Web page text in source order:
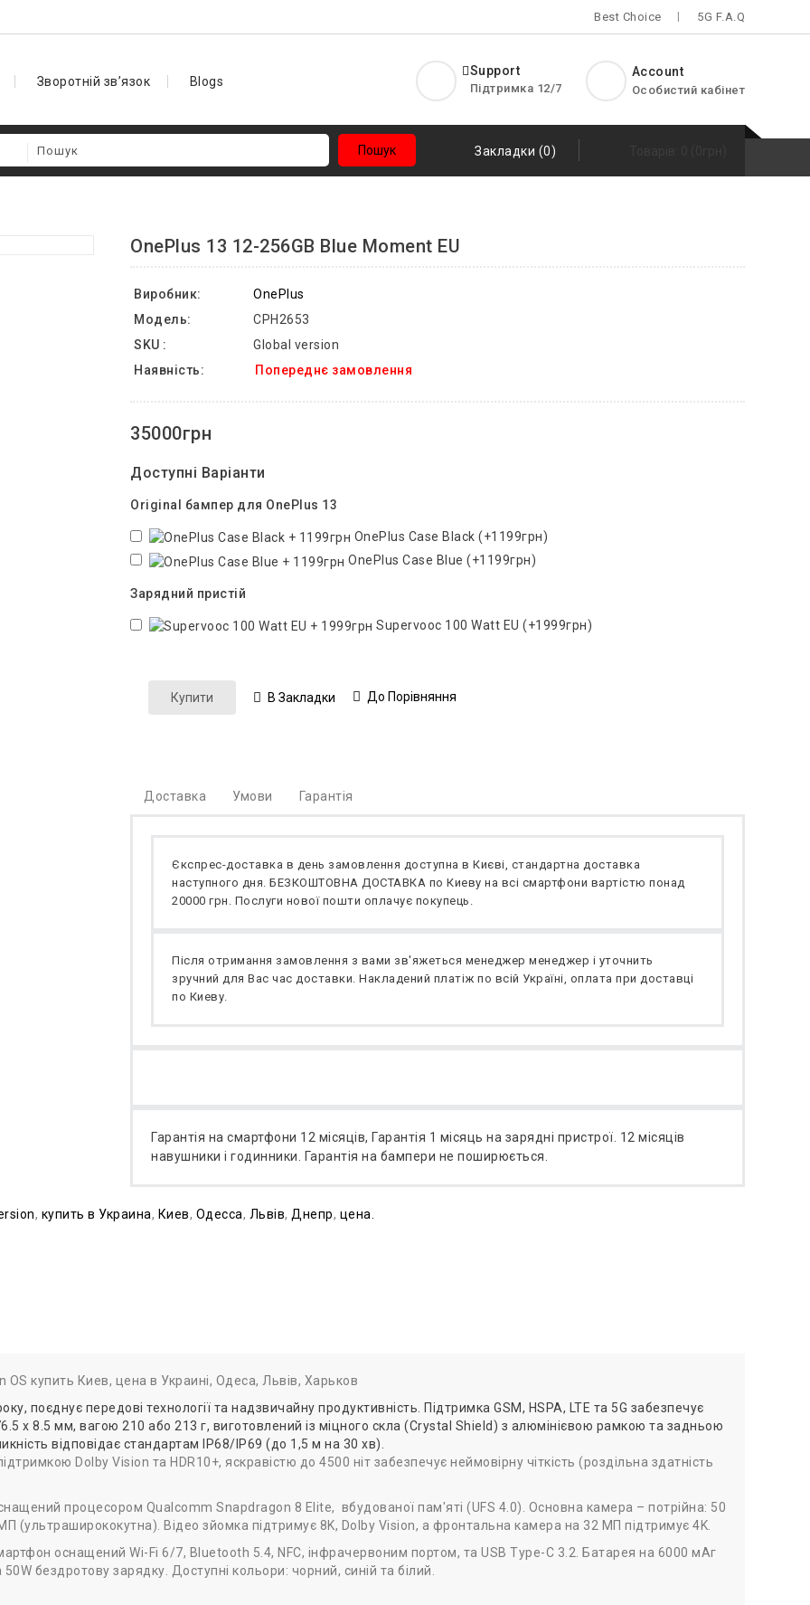
Best Choice 5G F.A.Q
Зворотній зв’язок Blogs
Account
Особистий кабінет
Support
Підтримка 12/7
Пошук Закладки (0)
OnePlus 13 12-256GB Blue Moment EU
Виробник:
OnePlus
Модель:
CPH2653
SKU :
Global version
Наявність:
Попереднє замовлення
35000грн
Доступні Варіанти
Original бампер для OnePlus 13
OnePlus Case Black (+1199грн)
OnePlus Case Blue (+1199грн)
Зарядний пристій
Supervooc 100 Watt EU (+1999грн)
Купити В Закладки До Порівняння
Доставка Умови Гарантія
Єкспрес-доставка в день замовлення доступна в Києві, стандартна доставка
наступного дня. БЕЗКОШТОВНА ДОСТАВКА по Киеву на всі смартфони вартістю понад
20000 грн. Послуги нової пошти оплачує покупець.
Після отримання замовлення з вами зв'яжеться менеджер менеджер і уточнить
зручний для Вас час доставки. Накладений платіж по всій Україні, оплата при доставці
по Киеву.
Гарантія на смартфони 12 місяців, Гарантія 1 місяць на зарядні пристрої. 12 місяців
навушники і годинники. Гарантія на бампери не поширюється.
, купить в Украина, Киев, Одесса, Львів, Днепр, цена.
купить Киев, цена в Украині, Одеса, Львів, Харьков
поєднує передові технології та надзвичайну продуктивність. Підтримка GSM, HSPA, LTE та 5G забезпечує
x 8.5 мм, вагою 210 або 213 г, виготовлений із міцного скла (Crystal Shield) з алюмінієвою рамкою та задньою
відповідає стандартам IP68/IP69 (до 1,5 м на 30 хв).
Dolby Vision та HDR10+, яскравістю до 4500 ніт забезпечує неймовірну чіткість (роздільна здатність
процесором Qualcomm Snapdragon 8 Elite, вбудованої пам'яті (UFS 4.0). Основна камера – потрійна: 50
Відео зйомка підтримує 8K, Dolby Vision, а фронтальна камера на 32 МП підтримує 4K.
оснащений Wi-Fi 6/7, Bluetooth 5.4, NFC, інфрачервоним портом, та USB Type-C 3.2. Батарея на 6000 мАг
бездротову зарядку. Доступні кольори: чорний, синій та білий.